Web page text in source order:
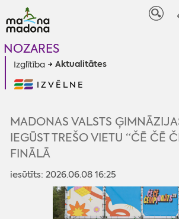
NOZARES
Izglītība Aktualitātes
IZVĒLNE
MADONAS VALSTS
IEGŪST TREŠO VIETU “ČĒ ČĒ
FINĀLĀ
iesūtīts: 2026.06.08 16:25